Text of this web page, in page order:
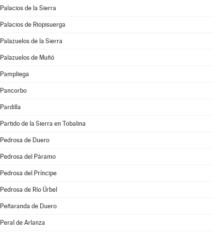
Palacios de la Sierra
Palacios de Riopisuerga
Palazuelos de la Sierra
Palazuelos de Muñó
Pampliega
Pancorbo
Pardilla
Partido de la Sierra en Tobalina
Pedrosa de Duero
Pedrosa del Páramo
Pedrosa del Príncipe
Pedrosa de Río Úrbel
Peñaranda de Duero
Peral de Arlanza